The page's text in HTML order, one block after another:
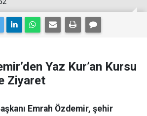
Yaz Kur’an Kursu
Ziyaret
Emrah Özdemir, şehir